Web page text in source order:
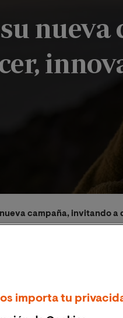
campaña, invitando a
importa tu